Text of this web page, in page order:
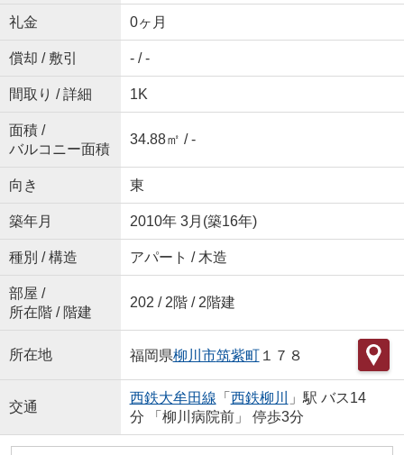
礼金 0ヶ月
償却 / 敷引 - / -
間取り / 詳細 1K
面積 /
バルコニー面積
34.88㎡ / -
向き 東
築年月 2010年 3月(築16年)
種別 / 構造 アパート / 木造
部屋 /
所在階 / 階建
202 / 2階 / 2階建
所在地 福岡県柳川市筑紫町１７８
交通
西鉄大牟田線 「 西鉄柳川
」駅 バス14
分 「柳川病院前」 停歩3分